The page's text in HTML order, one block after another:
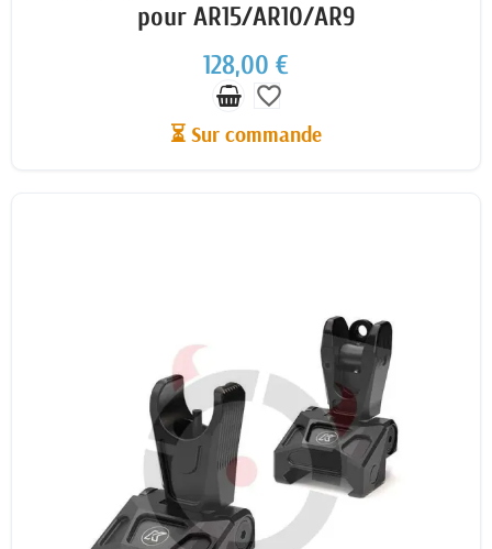
pour AR15/AR10/AR9
128,00 €
favorite_border
⏳ Sur commande